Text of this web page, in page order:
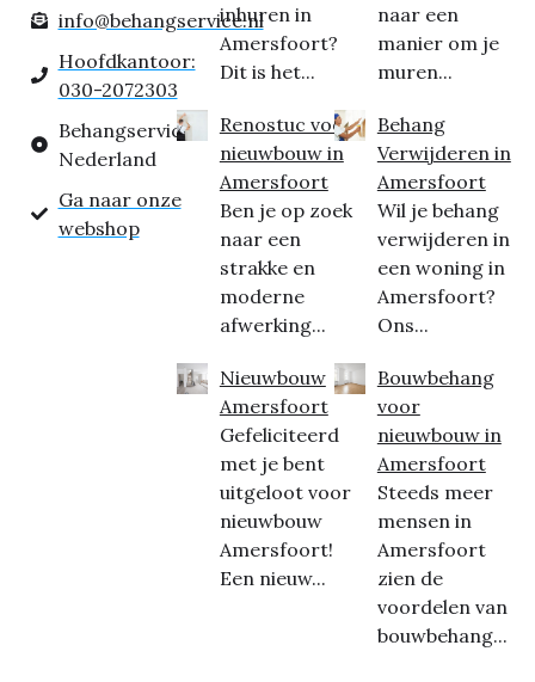
info@behangservice.nl
Hoofdkantoor:
030-2072303
Behangservice
Nederland
Ga naar onze
webshop
inhuren in
Amersfoort?
Dit is het...
Renostuc voor
nieuwbouw in
Amersfoort
Ben je op zoek
naar een
strakke en
moderne
afwerking...
Nieuwbouw
Amersfoort
Gefeliciteerd
met je bent
uitgeloot voor
nieuwbouw
Amersfoort!
Een nieuw...
naar een
manier om je
muren...
Behang
Verwijderen in
Amersfoort
Wil je behang
verwijderen in
een woning in
Amersfoort?
Ons...
Bouwbehang
voor
nieuwbouw in
Amersfoort
Steeds meer
mensen in
Amersfoort
zien de
voordelen van
bouwbehang...